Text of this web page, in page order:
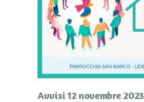
Avvisi 12 novembre 2023